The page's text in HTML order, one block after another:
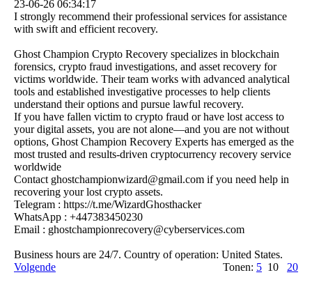
23-06-26 06:34:17
I strongly recommend their professional services for assistance
with swift and efficient recovery.
Ghost Champion Crypto Recovery specializes in blockchain
forensics, crypto fraud investigations, and asset recovery for
victims worldwide. Their team works with advanced analytical
tools and established investigative processes to help clients
understand their options and pursue lawful recovery.
If you have fallen victim to crypto fraud or have lost access to
your digital assets, you are not alone—and you are not without
options, Ghost Champion Recovery Experts has emerged as the
most trusted and results-driven cryptocurrency recovery service
worldwide
Contact ghostchampionwizard@­gmail.­com if you need help in
recovering your lost crypto assets.
Telegram : https:­//­t.­me/­WizardGhosthacker
WhatsApp : +447383450230
Email : ghostchampionrecovery@­cyberservices.­com
Business hours are 24/7. Country of operation: United States.
Volgende
Tonen: 5 10 20